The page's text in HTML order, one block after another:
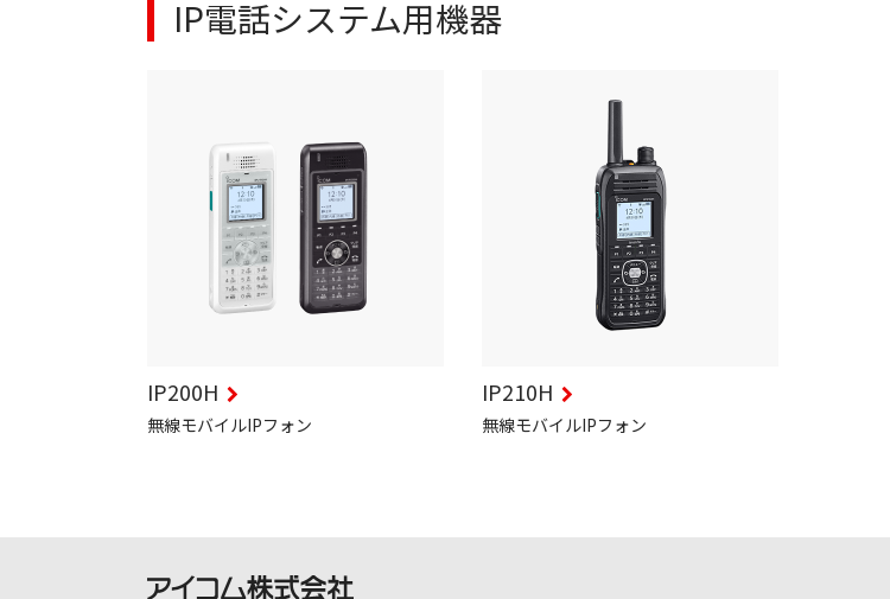
IP電話システム用機器
IP200H
無線モバイルIPフォン
IP210H
無線モバイルIPフォン